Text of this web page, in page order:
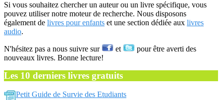
Si vous souhaitez chercher un auteur ou un livre spécifique, vous
pouvez utiliser notre moteur de recherche. Nous disposons
également de livres pour enfants et une section dédiée aux livres
audio.
N'hésitez pas a nous suivre sur et
pour être averti des
nouveaux livres. Bonne lecture!
Les 10 derniers livres gratuits
Petit Guide de Survie des Etudiants